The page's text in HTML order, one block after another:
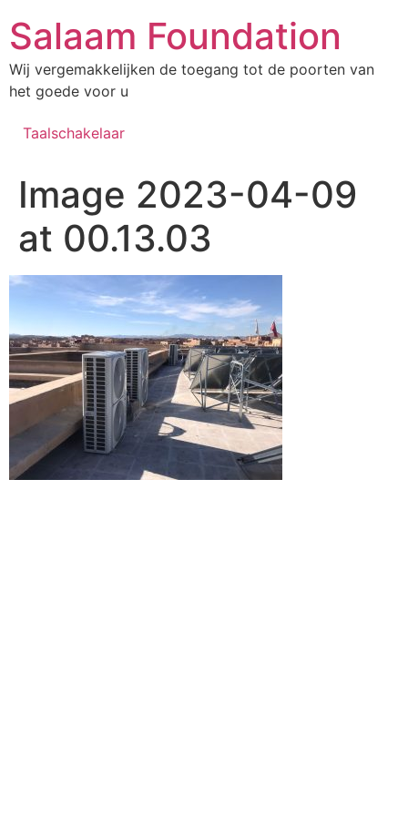
Salaam Foundation
Wij vergemakkelijken de toegang tot de poorten van
het goede voor u
Taalschakelaar
Image 2023-04-09
at 00.13.03